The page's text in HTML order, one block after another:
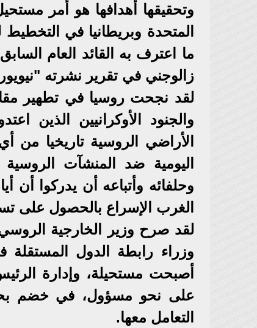
وتحقيقها أهدافها هو أمر
المتحدة وبريطانيا في التخطيط
ما اعترف به القائد العام
زالوجني في تقرير نشرته
لقد نجحت روسيا في تطهير
والجنود الأوكرانيين الذين
الأراضي الروسية تاريخيا من
اليومية ضد المنشآت
وحلفائه وأتباعه أن يدركوا أن
الغرب الإسراع بالحصول على
لقد صرح وزير الخارجية
أصبحت مستحيلة، وإدارة
على نحو مسؤول، في خضم
التعامل معها.